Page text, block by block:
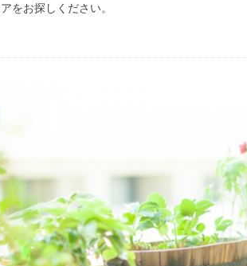
をお探しください。